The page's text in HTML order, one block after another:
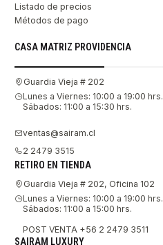
Listado de precios
Métodos de pago
CASA MATRIZ PROVIDENCIA
Guardia Vieja # 202
Lunes a Viernes: 10:00 a 19:00 hrs.
Sábados: 11:00 a 15:30 hrs.
ventas@sairam.cl
2 2479 3515
RETIRO EN TIENDA
Guardia Vieja # 202, Oficina 102
Lunes a Viernes: 10:00 a 19:00 hrs.
Sábados: 11:00 a 15:00 hrs.
POST VENTA +56 2 2479 3511
SAIRAM LUXURY